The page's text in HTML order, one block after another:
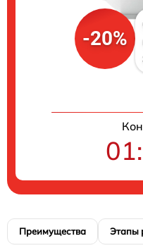
-20%
Преимущества Этапы